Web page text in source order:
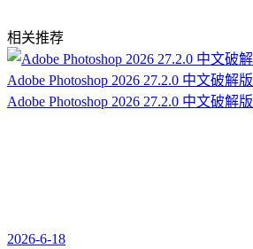
相关推荐
Adobe Photoshop 2026 27.2.0 中文破解版
Adobe Photoshop 2026 27.2.0 中文破解版
2026-6-18